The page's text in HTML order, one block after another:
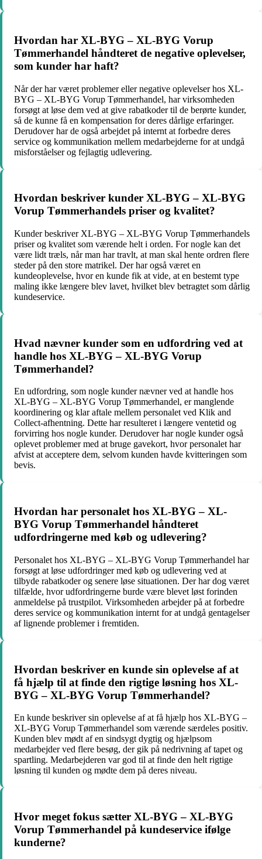
Hvordan har XL-BYG – XL-BYG Vorup
Tømmerhandel håndteret de negative oplevelser,
som kunder har haft?
Når der har været problemer eller negative oplevelser hos XL-
BYG – XL-BYG Vorup Tømmerhandel, har virksomheden
forsøgt at løse dem ved at give rabatkoder til de berørte kunder,
så de kunne få en kompensation for deres dårlige erfaringer.
Derudover har de også arbejdet på internt at forbedre deres
service og kommunikation mellem medarbejderne for at undgå
misforståelser og fejlagtig udlevering.
Hvordan beskriver kunder XL-BYG – XL-BYG
Vorup Tømmerhandels priser og kvalitet?
Kunder beskriver XL-BYG – XL-BYG Vorup Tømmerhandels
priser og kvalitet som værende helt i orden. For nogle kan det
være lidt træls, når man har travlt, at man skal hente ordren flere
steder på den store matrikel. Der har også været en
kundeoplevelse, hvor en kunde fik at vide, at en bestemt type
maling ikke længere blev lavet, hvilket blev betragtet som dårlig
kundeservice.
Hvad nævner kunder som en udfordring ved at
handle hos XL-BYG – XL-BYG Vorup
Tømmerhandel?
En udfordring, som nogle kunder nævner ved at handle hos
XL-BYG – XL-BYG Vorup Tømmerhandel, er manglende
koordinering og klar aftale mellem personalet ved Klik and
Collect-afhentning. Dette har resulteret i længere ventetid og
forvirring hos nogle kunder. Derudover har nogle kunder også
oplevet problemer med at bruge gavekort, hvor personalet har
afvist at acceptere dem, selvom kunden havde kvitteringen som
bevis.
Hvordan har personalet hos XL-BYG – XL-
BYG Vorup Tømmerhandel håndteret
udfordringerne med køb og udlevering?
Personalet hos XL-BYG – XL-BYG Vorup Tømmerhandel har
forsøgt at løse udfordringer med køb og udlevering ved at
tilbyde rabatkoder og senere løse situationen. Der har dog været
tilfælde, hvor udfordringerne burde være blevet løst forinden
anmeldelse på trustpilot. Virksomheden arbejder på at forbedre
deres service og kommunikation internt for at undgå gentagelser
af lignende problemer i fremtiden.
Hvordan beskriver en kunde sin oplevelse af at
få hjælp til at finde den rigtige løsning hos XL-
BYG – XL-BYG Vorup Tømmerhandel?
En kunde beskriver sin oplevelse af at få hjælp hos XL-BYG –
XL-BYG Vorup Tømmerhandel som værende særdeles positiv.
Kunden blev mødt af en sindsygt dygtig og hjælpsom
medarbejder ved flere besøg, der gik på nedrivning af tapet og
spartling. Medarbejderen var god til at finde den helt rigtige
løsning til kunden og mødte dem på deres niveau.
Hvor meget fokus sætter XL-BYG – XL-BYG
Vorup Tømmerhandel på kundeservice ifølge
kunderne?